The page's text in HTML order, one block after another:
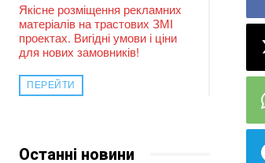
Якісне розміщення рекламних
матеріалів на трастових ЗМІ
проектах. Вигідні умови і ціни
для нових замовників!
ПЕРЕЙТИ
Останні новини